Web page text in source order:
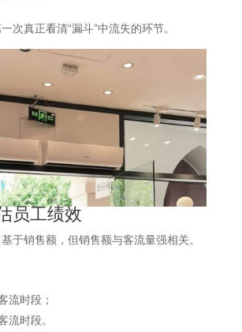
次真正看清“漏斗”中流失的环节。
员工绩效
于销售额，但销售额与客流量强相关。
流时段；
流时段。